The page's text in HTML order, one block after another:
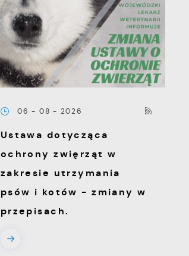
06 - 08 - 2026
Ustawa dotycząca
ochrony zwięrząt w
zakresie utrzymania
psów i kotów - zmiany w
przepisach.